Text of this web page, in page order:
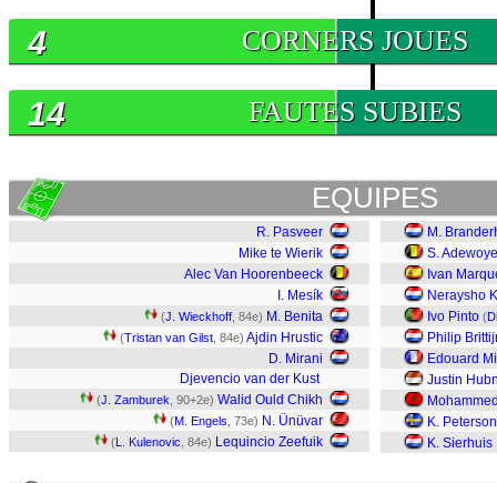
CORNERS JOUES
4
FAUTES SUBIES
14
EQUIPES
R. Pasveer
Mike te Wierik
Alec Van Hoorenbeeck
I. Mesík
(J. Wieckhoff , 84e) M. Benita
(Tristan van Gilst , 84e) Ajdin Hrustic
D. Mirani
Djevencio van der Kust
(J. Zamburek , 90+2e) Walid Ould Chikh
(M. Engels , 73e) N. Ünüvar
(L. Kulenovic , 84e) Lequincio Zeefuik
M.
S. Adewoye
Ivan
Neraysho
Ivo Pinto (
Philip
Edouard
Justin
K. Peterson
K. Sierhuis